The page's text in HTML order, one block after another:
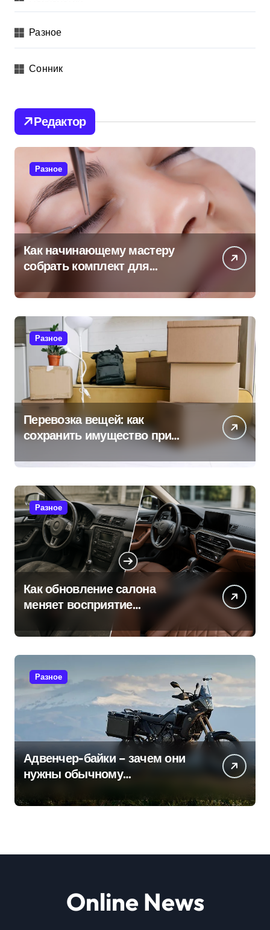
Разное
Сонник
Редактор
Разное
Как начинающему мастеру
собрать комплект для
лишних расходов
Разное
Перевозка вещей: как
сохранить имущество при
Разное
Как обновление салона
меняет восприятие
Разное
Адвенчер-байки – зачем они
нужны обычному
Online News